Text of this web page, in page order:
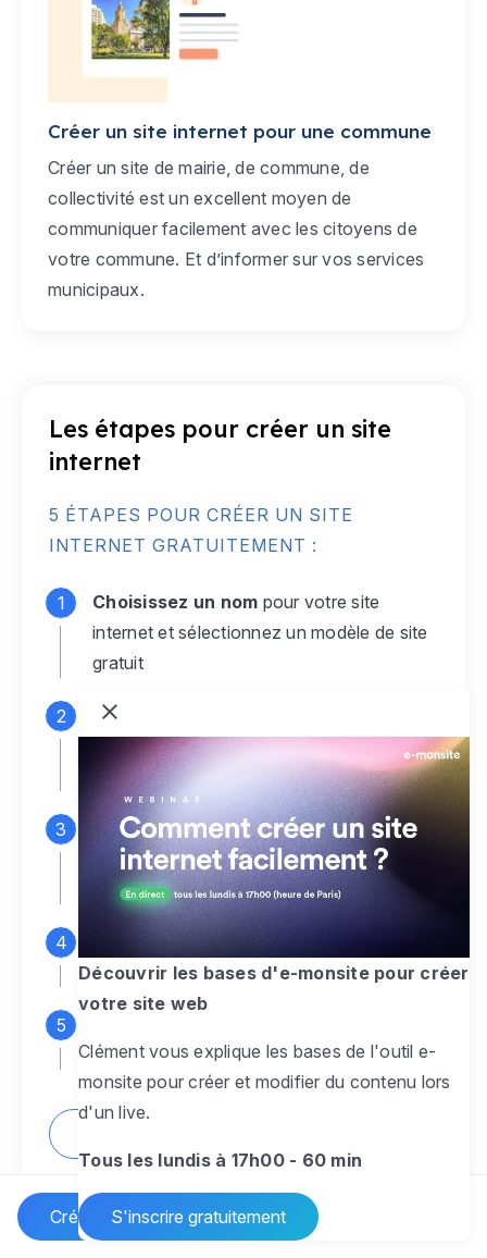
Créer un site Internet
Créer un site internet pour une commune
Créer un site de mairie, de commune, de
collectivité est un excellent moyen de
communiquer facilement avec les citoyens de
votre commune. Et d’informer sur vos services
municipaux.
Les étapes pour créer un site
internet
5 ÉTAPES POUR CRÉER UN SITE
INTERNET GRATUITEMENT :
Choisissez un nom pour votre site
internet et sélectionnez un modèle de site
gratuit
Connectez-vous
monsite gratuit pour accéder à votre
espace d'administration
Personnalisez entièrement le
designpour créer un site web sur-mesure,
à votre image
Ajoutez des pagessans limite pour
présenter votre activité, votre passion
pour rendre votre site dynamique
Découvrir les bases d'e-monsite pour créer
votre site web
Clément vous explique les bases de l'outil e-
monsite pour créer et modifier du contenu lors
d'un live.
Tous les lundis à 17h00 - 60 min
S'inscrire gratuitement